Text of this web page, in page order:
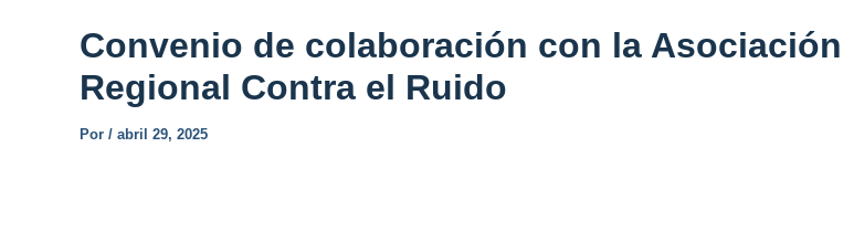
Convenio de colaboración con la Asociación
Regional Contra el Ruido
Por / abril 29, 2025